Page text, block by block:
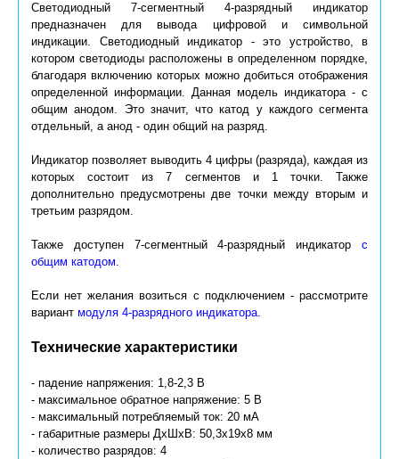
Светодиодный 7-сегментный 4-разрядный индикатор
предназначен для вывода цифровой и символьной
индикации. Светодиодный индикатор - это устройство, в
котором светодиоды расположены в определенном порядке,
благодаря включению которых можно добиться отображения
определенной информации. Данная модель индикатора - с
общим анодом. Это значит, что катод у каждого сегмента
отдельный, а анод - один общий на разряд.
Индикатор позволяет выводить 4 цифры (разряда), каждая из
которых состоит из 7 сегментов и 1 точки. Также
дополнительно предусмотрены две точки между вторым и
третьим разрядом.
Также доступен 7-сегментный 4-разрядный индикатор с
общим катодом.
Если нет желания возиться с подключением - рассмотрите
вариант модуля 4-разрядного индикатора.
Технические характеристики
- падение напряжения: 1,8-2,3 В
- максимальное обратное напряжение: 5 В
- максимальный потребляемый ток: 20 мА
- габаритные размеры ДхШхВ: 50,3х19х8 мм
- количество разрядов: 4